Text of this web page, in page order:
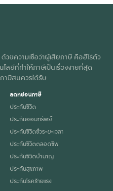
99,500
199,000
ยความเชื่อว่าผู้เสียภาษี คือฮีโร่ตัว
โลยีที่ทำให้ภาษีเป็นเรื่องง่ายที่สุด
าษีสมควรได้รับ
ลดหย่อนภาษี
ประกันชีวิต
ประกันออมทรัพย์
ประกันชีวิตชั่วระยะเวลา
ประกันชีวิตตลอดชีพ
ประกันชีวิตบำนาญ
ประกันสุขภาพ
ประกันโรคร้ายแรง